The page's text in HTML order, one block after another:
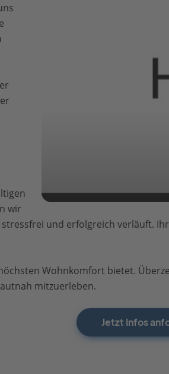
wir
und erfolgreich verläuft.
Wohnkomfort bietet.
mitzuerleben.
Jetzt Infos